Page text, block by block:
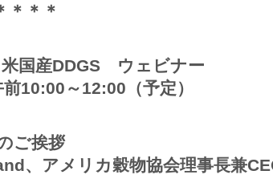
＊＊＊
国産DDGS ウェビナー
10:00～12:00（予定）
ご挨拶
、アメリカ穀物協会理事長兼